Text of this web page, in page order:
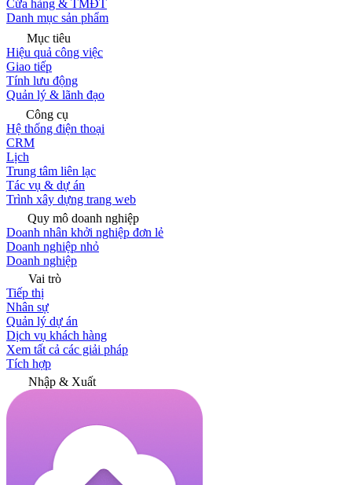
Cửa hàng & TMĐT
Danh mục sản phẩm
Mục tiêu
Hiệu quả công việc
Giao tiếp
Tính lưu động
Quản lý & lãnh đạo
Công cụ
Hệ thống điện thoại
CRM
Lịch
Trung tâm liên lạc
Tác vụ & dự án
Trình xây dựng trang web
Quy mô doanh nghiệp
Doanh nhân khởi nghiệp đơn lẻ
Doanh nghiệp nhỏ
Doanh nghiệp
Vai trò
Tiếp thị
Nhân sự
Quản lý dự án
Dịch vụ khách hàng
Xem tất cả các giải pháp
Tích hợp
Nhập & Xuất